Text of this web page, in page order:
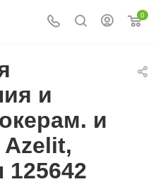
0
и
и
Azelit,
125642